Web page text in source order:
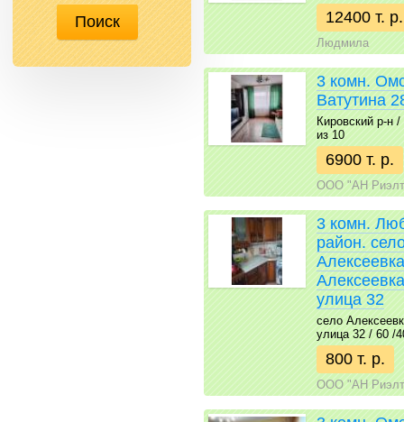
12400 т. р.
Людмила
3 комн.
Ватутина
Кировский р-н
из 10
6900 т. р.
ООО "АН
3 комн.
район.
улица 32
село
улица 32 / 60 /
800 т. р.
ООО "АН